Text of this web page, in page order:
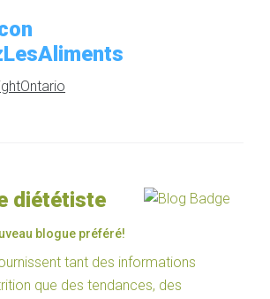
diététiste
blogue préféré!
tant des informations
que des tendances, des